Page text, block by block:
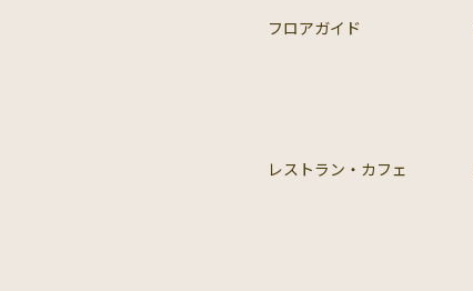
フロアガイド
レストラン・カフェ